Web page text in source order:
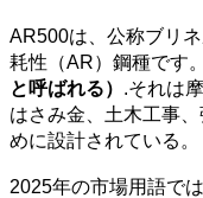
AR500は、公称ブリ
耗性（AR）鋼種です。
と呼ばれる） .それは
はさみ金、土木工事
めに設計されている。
2025年の市場用語で